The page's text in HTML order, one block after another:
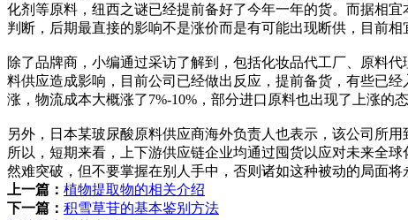
化剂等原料，纽西之谜已经提前备好了今年一年的货。而据相
判断，后期最直接的影响不是涨价而是有可能出现断供，目前
除了品牌商，小编通过采访了解到，包括化妆品代工厂、原料
料供应造成影响，目前公司已经做出反应，提前备货，有些已
涨，物流成本大概涨了7%-10%，部分进口原料也出现了上涨的
另外，日本某玻尿酸原料供应商海外负责人也表示，该公司所
所以，短期来看，上下游供应链企业均通过囤货以应对未来全
然难突破，但不要掌握在别人手中，否则诸如这种被动的局面将
上一篇： 植物提取物的相关介绍
下一篇： 积雪草苷的基本鉴别方法